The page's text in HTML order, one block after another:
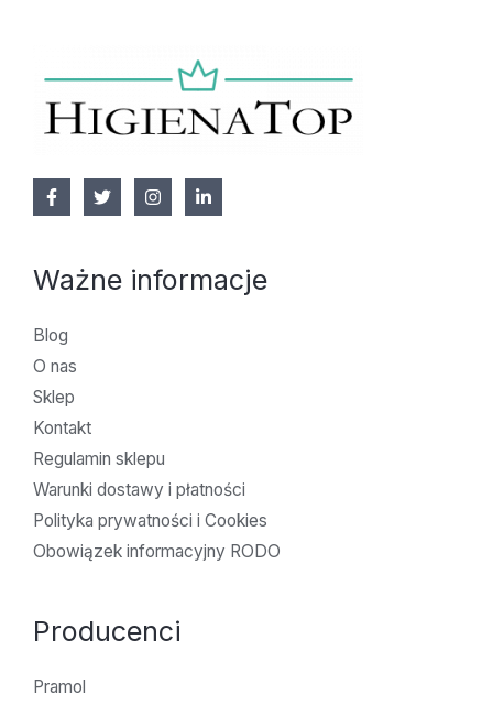
Ważne informacje
Blog
O nas
Sklep
Kontakt
Regulamin sklepu
Warunki dostawy i płatności
Polityka prywatności i Cookies
Obowiązek informacyjny RODO
Producenci
Pramol